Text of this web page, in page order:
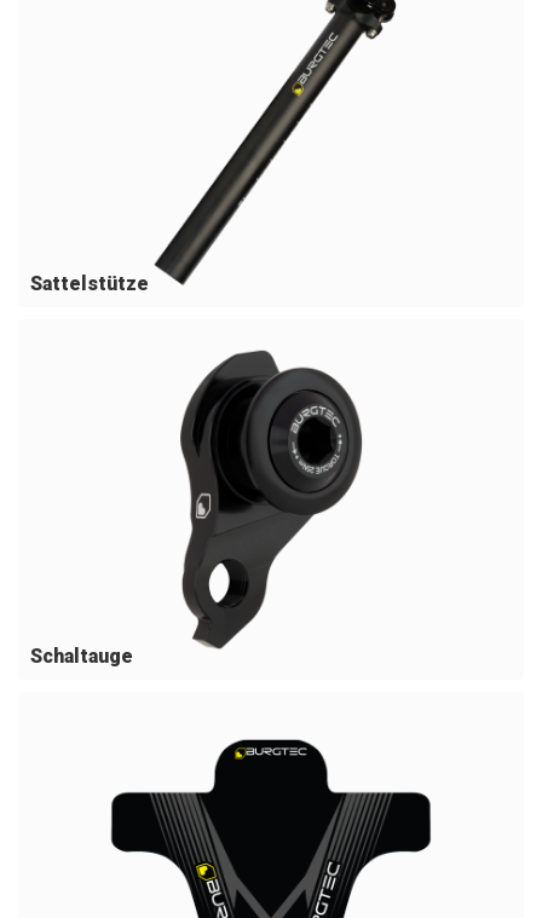
Sattelstütze
Schaltauge